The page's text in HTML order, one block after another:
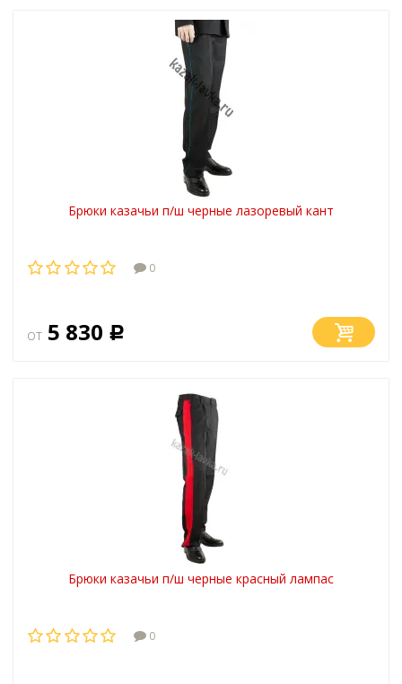
Брюки казачьи п/ш черные лазоревый кант
0
от 5 830 Р
Брюки казачьи п/ш черные красный лампас
0